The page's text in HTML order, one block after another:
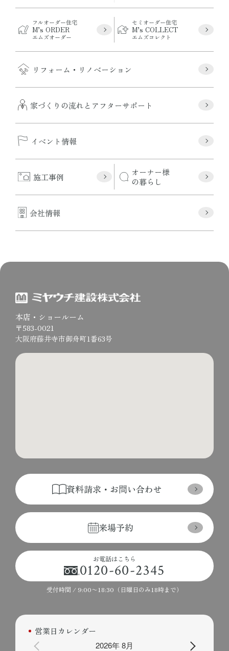
フルオーダー住宅
M’s ORDER
エムズオーダー
セミオーダー住宅
M’s COLLECT
エムズコレクト
リフォーム・リノベーション
家づくりの流れとアフターサポート
イベント情報
施工事例
オーナー様
の暮らし
会社情報
本店・ショールーム
〒583-0021
大阪府藤井寺市御舟町1番63号
資料請求・お問い合わせ
来場予約
お電話はこちら
0120-60-2345
受付時間 / 9:00〜18:30（日曜日のみ18時まで）
営業日カレンダー
2026年 8月